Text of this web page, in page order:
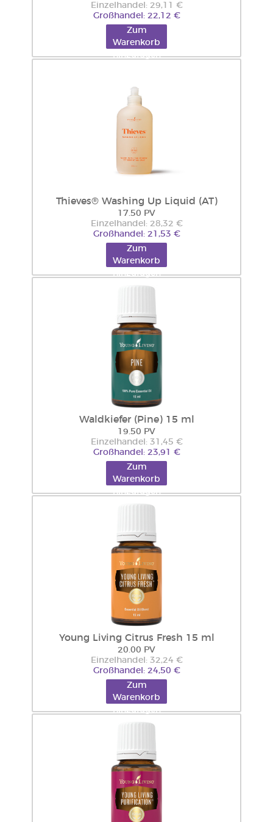
Einzelhandel: 29,11 €
Großhandel: 22,12 €
Zum
Warenkorb
hinzufügen
Thieves® Washing Up Liquid (AT)
17.50 PV
Einzelhandel: 28,32 €
Großhandel: 21,53 €
Zum
Warenkorb
hinzufügen
Waldkiefer (Pine) 15 ml
19.50 PV
Einzelhandel: 31,45 €
Großhandel: 23,91 €
Zum
Warenkorb
hinzufügen
Young Living Citrus Fresh 15 ml
20.00 PV
Einzelhandel: 32,24 €
Großhandel: 24,50 €
Zum
Warenkorb
hinzufügen